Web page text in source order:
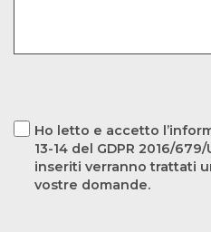
Ho letto e accetto
13-14 del GDPR 2016/
inseriti verranno trattati
vostre domande.